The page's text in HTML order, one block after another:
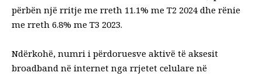
përbën një rritje me rreth 11.1% me T2 2024 dhe rënie
me rreth 6.8% me T3 2023.
Ndërkohë, numri i përdoruesve aktivë të aksesit
broadband në internet nga rrjetet celulare në